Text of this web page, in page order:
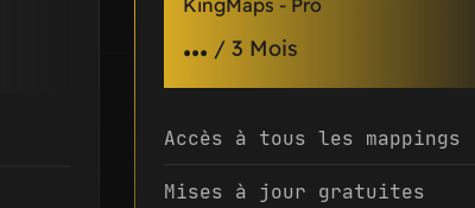
KingMaps - Pro
... /3 Mois
Accès à tous les mappings
Mises à jour gratuites